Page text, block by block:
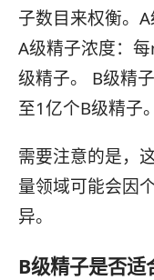
子数目来权衡。A
A级精子浓度：
级精子。 B级精
至1亿个B级精子。
需要注意的是，
量领域可能会因
异。
B级精子是否适